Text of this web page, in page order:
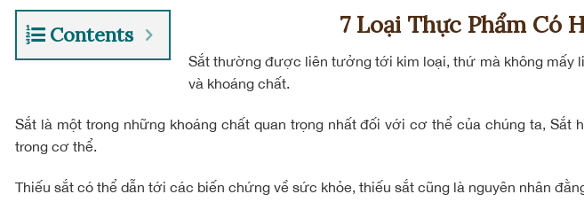
Contents 7 Loại Thực Phẩm Có
Sắt thường được liên tưởng tới kim loại, thứ mà không mấy
và khoáng chất.
Sắt là một trong những khoáng chất quan trọng nhất đối với cơ thể của chúng ta,
trong cơ thể.
Thiếu sắt có thể dẫn tới các biến chứng về sức khỏe, thiếu sắt cũng là nguyên nhân